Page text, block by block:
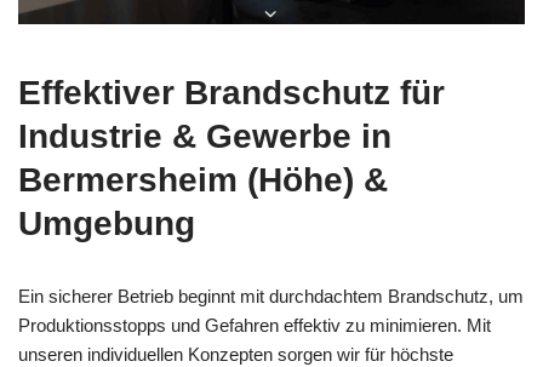
Effektiver Brandschutz für
Industrie & Gewerbe in
Bermersheim (Höhe) &
Umgebung
Ein sicherer Betrieb beginnt mit durchdachtem Brandschutz, um
Produktionsstopps und Gefahren effektiv zu minimieren. Mit
unseren individuellen Konzepten sorgen wir für höchste